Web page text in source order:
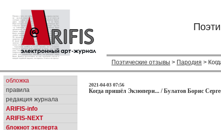
Поэтические отзывы > Пародия >
обложка
правила
редакция журнала
ARIFIS-info
ARIFIS-NEXT
блокнот эксперта
2021-04-03 07:56
Когда пришёл Экзюпери... / Булатов Борис